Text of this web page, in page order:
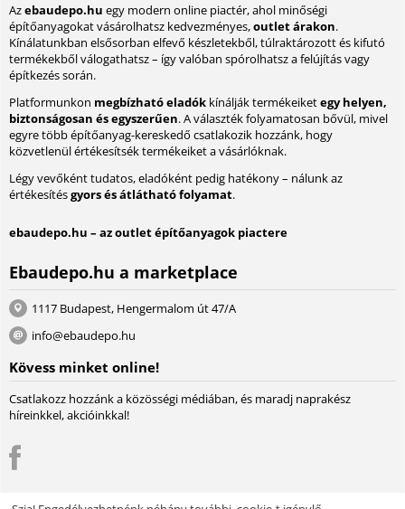
Azebaudepo.hu egy modern online piactér, ahol minőségi
építőanyagokat vásárolhatsz kedvezményes,outlet árakon.
Kínálatunkban elsősorban elfevő készletekből, túlraktározott és kifutó
termékekből válogathatsz – így valóban spórolhatsz a felújítás vagy
építkezés során.
Platformunkon megbízható eladók kínálják termékeiketegy helyen,
biztonságosan és egyszerűen. A választék folyamatosan bővül, mivel
egyre több építőanyag-kereskedő csatlakozik hozzánk, hogy
közvetlenül értékesítsék termékeiket a vásárlóknak.
Légy vevőként tudatos, eladóként pedig hatékony – nálunk az
értékesítésgyors és átlátható folyamat.
ebaudepo.hu – az outlet építőanyagok piactere
Ebaudepo.hu a marketplace
1117 Budapest, Hengermalom út 47/A
info@ebaudepo.hu
Kövess minket online!
Csatlakozz hozzánk a közösségi médiában, és maradj naprakész
híreinkkel, akcióinkkal!